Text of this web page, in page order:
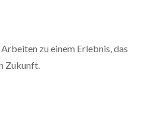
zu einem Erlebnis, das
Zukunft.